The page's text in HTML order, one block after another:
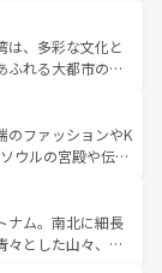
。
くれるハワイの
アンミュージッ
ハワイの魅力を彩
（エアーズロッ
ンズの熱帯雨林な
やワイン、オージ
ーフィンやダイ
きにはたまらな
に味わいつくそ
は、多彩な文化と
ふれる大都市の台
ど、都市の喧騒
人に新しい発見と
台湾の食文化も魅
ティ豊かな料理
ンテンツ一覧を参
のファッションやK
ウルの宮殿や伝統
を楽しむことが
ストリートフード
。夜には、韓国な
ナム。南北に細長
々とした山々、世